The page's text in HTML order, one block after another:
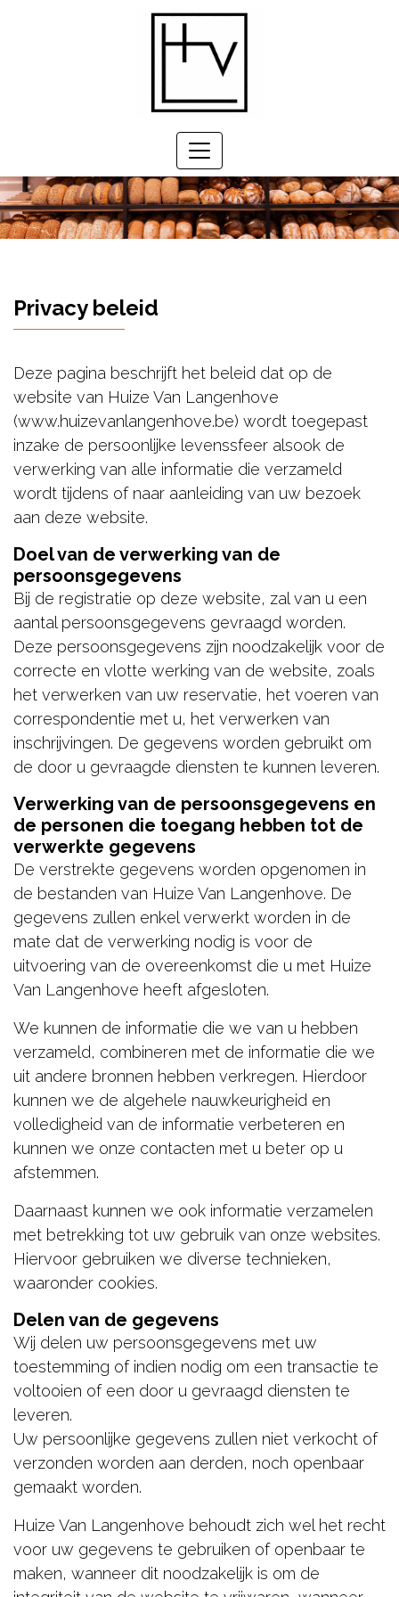
Over
ons
Online bestellen
Privacy beleid
Deze pagina beschrijft het beleid dat op de
website van Huize Van Langenhove
(www.huizevanlangenhove.be) wordt toegepast
inzake de persoonlijke levenssfeer alsook de
verwerking van alle informatie die verzameld
wordt tijdens of naar aanleiding van uw bezoek
aan deze website.
Doel van de verwerking van de
persoonsgegevens
Bij de registratie op deze website, zal van u een
aantal persoonsgegevens gevraagd worden.
Deze persoonsgegevens zijn noodzakelijk voor de
correcte en vlotte werking van de website, zoals
het verwerken van uw reservatie, het voeren van
correspondentie met u, het verwerken van
inschrijvingen. De gegevens worden gebruikt om
de door u gevraagde diensten te kunnen leveren.
Verwerking van de persoonsgegevens en
de personen die toegang hebben tot de
verwerkte gegevens
De verstrekte gegevens worden opgenomen in
de bestanden van Huize Van Langenhove. De
gegevens zullen enkel verwerkt worden in de
mate dat de verwerking nodig is voor de
uitvoering van de overeenkomst die u met Huize
Van Langenhove heeft afgesloten.
We kunnen de informatie die we van u hebben
verzameld, combineren met de informatie die we
uit andere bronnen hebben verkregen. Hierdoor
kunnen we de algehele nauwkeurigheid en
volledigheid van de informatie verbeteren en
kunnen we onze contacten met u beter op u
afstemmen.
Daarnaast kunnen we ook informatie verzamelen
met betrekking tot uw gebruik van onze websites.
Hiervoor gebruiken we diverse technieken,
waaronder cookies.
Delen van de gegevens
Wij delen uw persoonsgegevens met uw
toestemming of indien nodig om een transactie te
voltooien of een door u gevraagd diensten te
leveren.
Uw persoonlijke gegevens zullen niet verkocht of
verzonden worden aan derden, noch openbaar
gemaakt worden.
Huize Van Langenhove behoudt zich wel het recht
voor uw gegevens te gebruiken of openbaar te
maken, wanneer dit noodzakelijk is om de